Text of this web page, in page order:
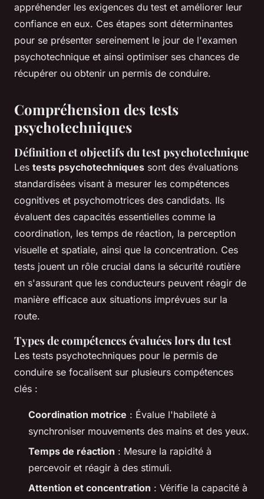
appréhender les exigences du test et améliorer leur
confiance en eux. Ces étapes sont déterminantes
pour se présenter sereinement le jour de l'examen
psychotechnique et ainsi optimiser ses chances de
récupérer ou obtenir un permis de conduire.
Compréhension des tests
psychotechniques
Définition et objectifs du test psychotechnique
Les tests psychotechniques sont des évaluations
standardisées visant à mesurer les compétences
cognitives et psychomotrices des candidats. Ils
évaluent des capacités essentielles comme la
coordination, les temps de réaction, la perception
visuelle et spatiale, ainsi que la concentration. Ces
tests jouent un rôle crucial dans la sécurité routière
en s'assurant que les conducteurs peuvent réagir de
manière efficace aux situations imprévues sur la
route.
Types de compétences évaluées lors du test
Les tests psychotechniques pour le permis de
conduire se focalisent sur plusieurs compétences
clés :
Coordination motrice : Évalue l'habileté à
synchroniser mouvements des mains et des yeux.
Temps de réaction : Mesure la rapidité à
percevoir et réagir à des stimuli.
Attention et concentration : Vérifie la capacité à